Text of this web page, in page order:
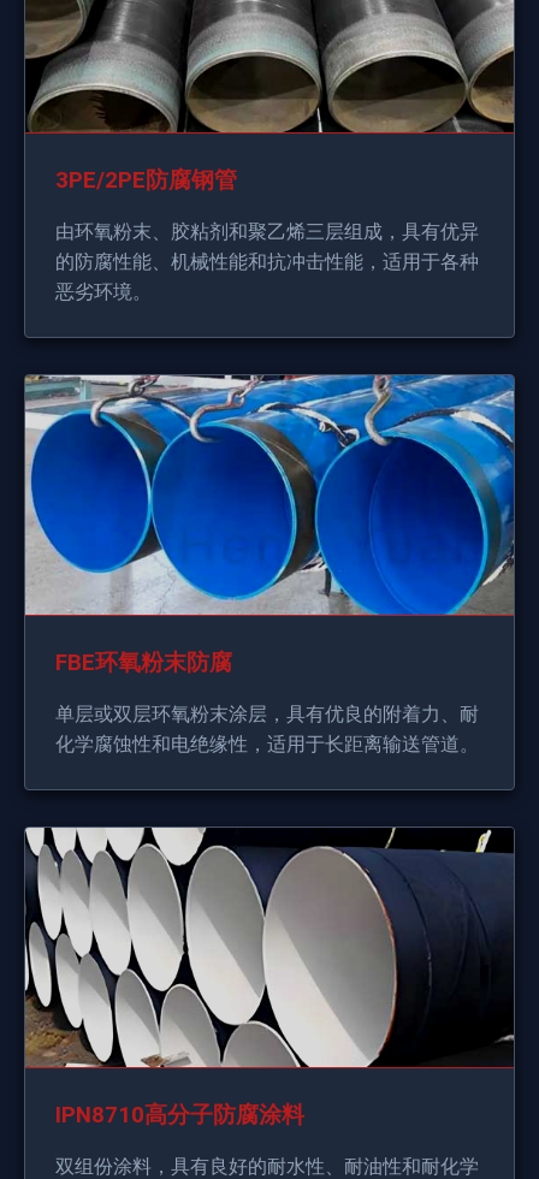
3PE/2PE防腐钢管
由环氧粉末、胶粘剂和聚乙烯三层组成，具有优异
的防腐性能、机械性能和抗冲击性能，适用于各种
恶劣环境。
FBE环氧粉末防腐
单层或双层环氧粉末涂层，具有优良的附着力、耐
化学腐蚀性和电绝缘性，适用于长距离输送管道。
IPN8710高分子防腐涂料
双组份涂料，具有良好的耐水性、耐油性和耐化学